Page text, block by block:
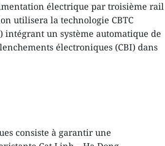
électrique par troisième rail
utilisera la technologie CBTC
intégrant un système automatique de
électroniques (CBI) dans
consiste à garantir une